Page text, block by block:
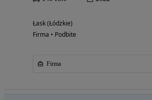
Łask (Łódzkie)
Firma • Podbite
Firma